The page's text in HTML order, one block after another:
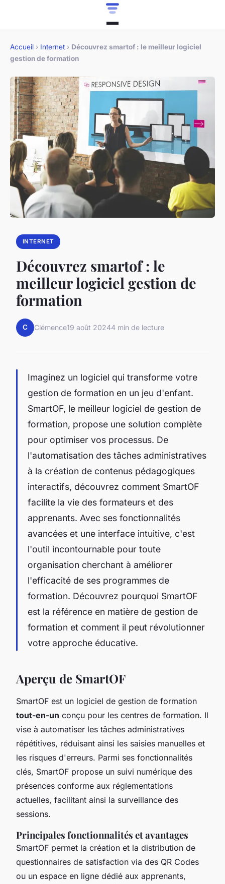
Accueil › Internet › Découvrez smartof : le meilleur logiciel
gestion de formation
INTERNET
Découvrez smartof : le
meilleur logiciel gestion de
formation
C Clémence19 août 20244 min de lecture
Imaginez un logiciel qui transforme votre
gestion de formation en un jeu d'enfant.
SmartOF, le meilleur logiciel de gestion de
formation, propose une solution complète
pour optimiser vos processus. De
l'automatisation des tâches administratives
à la création de contenus pédagogiques
interactifs, découvrez comment SmartOF
facilite la vie des formateurs et des
apprenants. Avec ses fonctionnalités
avancées et une interface intuitive, c'est
l'outil incontournable pour toute
organisation cherchant à améliorer
l'efficacité de ses programmes de
formation. Découvrez pourquoi SmartOF
est la référence en matière de gestion de
formation et comment il peut révolutionner
votre approche éducative.
Aperçu de SmartOF
SmartOF est un logiciel de gestion de formation
tout-en-un conçu pour les centres de formation. Il
vise à automatiser les tâches administratives
répétitives, réduisant ainsi les saisies manuelles et
les risques d'erreurs. Parmi ses fonctionnalités
clés, SmartOF propose un suivi numérique des
présences conforme aux réglementations
actuelles, facilitant ainsi la surveillance des
sessions.
Principales fonctionnalités et avantages
SmartOF permet la création et la distribution de
questionnaires de satisfaction via des QR Codes
ou un espace en ligne dédié aux apprenants,